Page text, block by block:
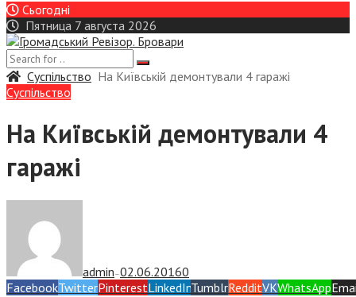
Сьогодні
Пятница 7 августа 2026
Суспiльство На Київській демонтували 4 гаражі
Суспiльство
На Київській демонтували 4
гаражі
admin —02.06.20160
FacebookTwitterPinterestLinkedInTumblrRedditVKWhatsApp